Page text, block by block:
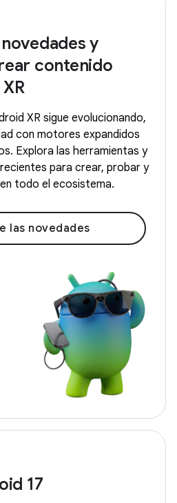
y
contenido
XR sigue evolucionando,
con motores expandidos
Explora las herramientas y
para crear, probar y
todo el ecosistema.
las novedades
17